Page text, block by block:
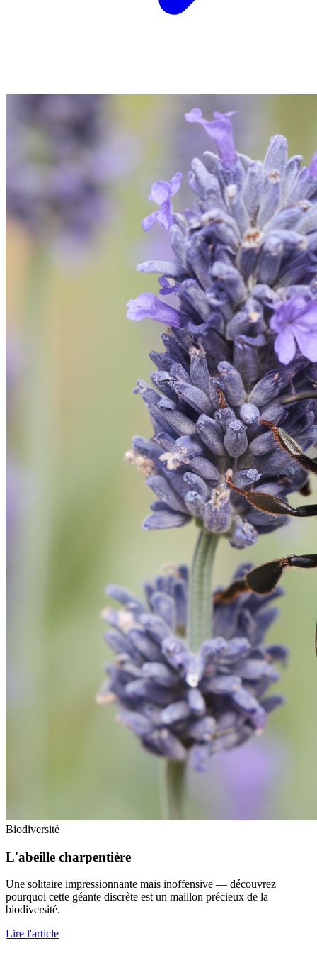
Biodiversité
L'abeille charpentière
Une solitaire impressionnante mais inoffensive — découvrez
pourquoi cette géante discrète est un maillon précieux de la
biodiversité.
Lire l'article